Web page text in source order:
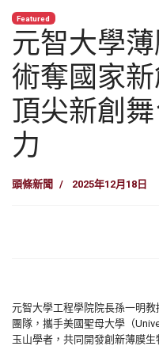
Featured
元智大學
術奪國家
頂尖新創
力
頭條新聞 2025年12月18日
元智大學工程學院院長孫一明教
團隊，攜手美國聖母大學（
玉山學者， 共同開發創新薄膜